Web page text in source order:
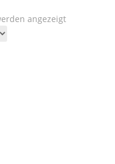
angezeigt